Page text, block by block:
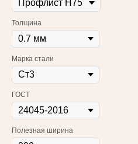
Толщина
Марка стали
ГОСТ
Полезная ширина